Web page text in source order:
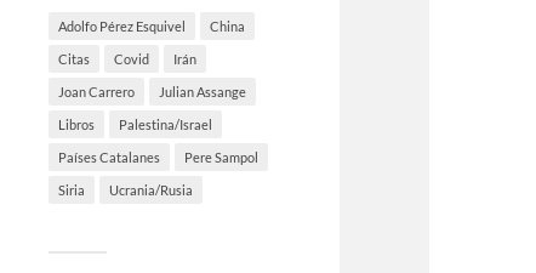
Adolfo Pérez Esquivel China
Citas Covid Irán
Joan Carrero Julian Assange
Libros Palestina/Israel
Países Catalanes Pere Sampol
Siria Ucrania/Rusia